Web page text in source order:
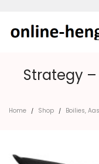
Strategy –
Home / Shop / Boilies,